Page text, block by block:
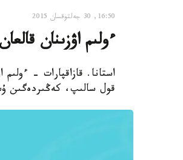
16:50, 30 جەلتوقسان 2015
ءولىم اۋزىنان
استانا. قازاقپارات -
قول سالىپ، كەڭىردەگىن